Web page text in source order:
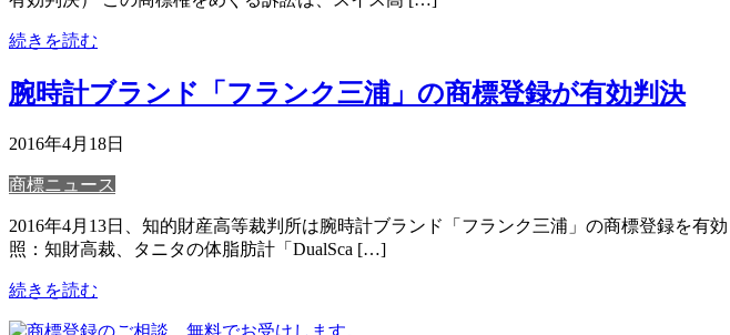
続きを読む
腕時計ブランド「フランク三浦」の商標登録が有効判決
2016年4月18日
商標ニュース
2016年4月13日、知的財産高等裁判所は腕時計ブランド「フランク三浦」の商標登録を
照：知財高裁、タニタの体脂肪計「DualSca […]
続きを読む